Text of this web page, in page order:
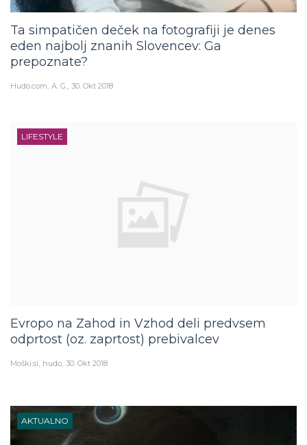
Ta simpatičen deček na fotografiji je denes
eden najbolj znanih Slovencev: Ga
prepoznate?
Hudo.com A. G. 30. Okt 2018
LIFESTYLE
Evropo na Zahod in Vzhod deli predvsem
odprtost (oz. zaprtost) prebivalcev
Moški.si hudo 30. Okt 2018
AKTUALNO